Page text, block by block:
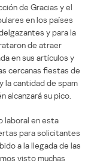
de Gracias y el
en los países
y para la
de atraer
en sus artículos y
cercanas fiestas de
la cantidad de spam
alcanzará su pico.
laboral en esta
para solicitantes
a la llegada de las
visto muchas